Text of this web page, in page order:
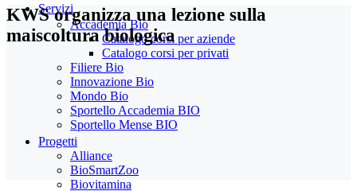
Servizi
Accademia Bio
Catalogo corsi per aziende
Catalogo corsi per privati
Filiere Bio
Innovazione Bio
Mondo Bio
Sportello Accademia BIO
Sportello Mense BIO
Progetti
Alliance
BioSmartZoo
Biovitamina
KWS organizza una lezione sulla
maiscoltura biologica